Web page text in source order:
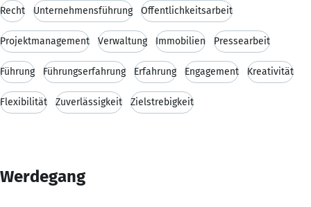
Recht Unternehmensführung Öffentlichkeitsarbeit
Projektmanagement Verwaltung Immobilien Pressearbeit
Führung Führungserfahrung Erfahrung Engagement Kreativität
Flexibilität Zuverlässigkeit Zielstrebigkeit
Werdegang